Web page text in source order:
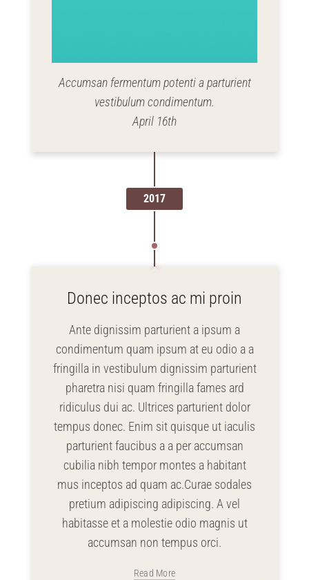
Accumsan fermentum potenti a parturient
vestibulum condimentum.
April 16th
2017
Donec inceptos ac mi proin
Ante dignissim parturient a ipsum a
condimentum quam ipsum at eu odio a a
fringilla in vestibulum dignissim parturient
pharetra nisi quam fringilla fames ard
ridiculus dui ac. Ultrices parturient dolor
tempus donec. Enim sit quisque ut iaculis
parturient faucibus a a per accumsan
cubilia nibh tempor montes a habitant
mus inceptos ad quam ac.Curae sodales
pretium adipiscing adipiscing. A vel
habitasse et a molestie odio magnis ut
accumsan non tempus orci.
Read More